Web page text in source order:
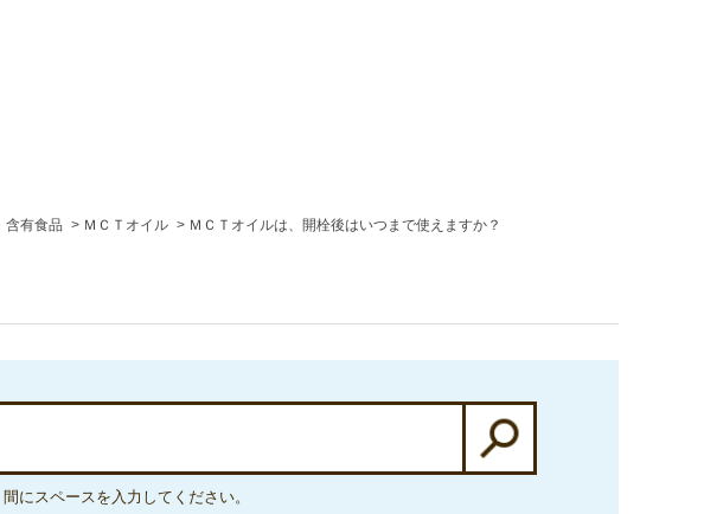
含有食品 ＭＣＴオイル ＭＣＴオイルは、開栓後はいつまで使えますか？
にスペースを入力してください。